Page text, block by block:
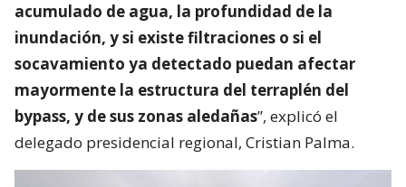
acumulado de agua, la profundidad de la
inundación, y si existe filtraciones o si el
socavamiento ya detectado puedan afectar
mayormente la estructura del terraplén del
bypass, y de sus zonas aledañas”, explicó el
delegado presidencial regional, Cristian Palma.